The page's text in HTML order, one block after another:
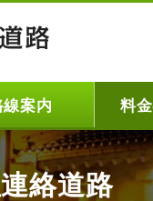
線案内 料
絡道路